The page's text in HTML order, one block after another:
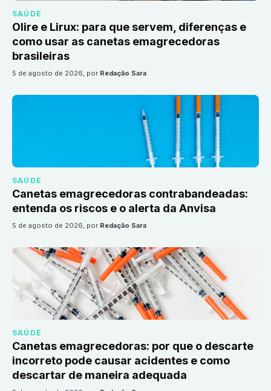
SAÚDE
Olire e Lirux: para que servem, diferenças e
como usar as canetas emagrecedoras
brasileiras
5 de agosto de 2026, por Redação Sara
SAÚDE
Canetas emagrecedoras contrabandeadas:
entenda os riscos e o alerta da Anvisa
5 de agosto de 2026, por Redação Sara
SAÚDE
Canetas emagrecedoras: por que o descarte
incorreto pode causar acidentes e como
descartar de maneira adequada